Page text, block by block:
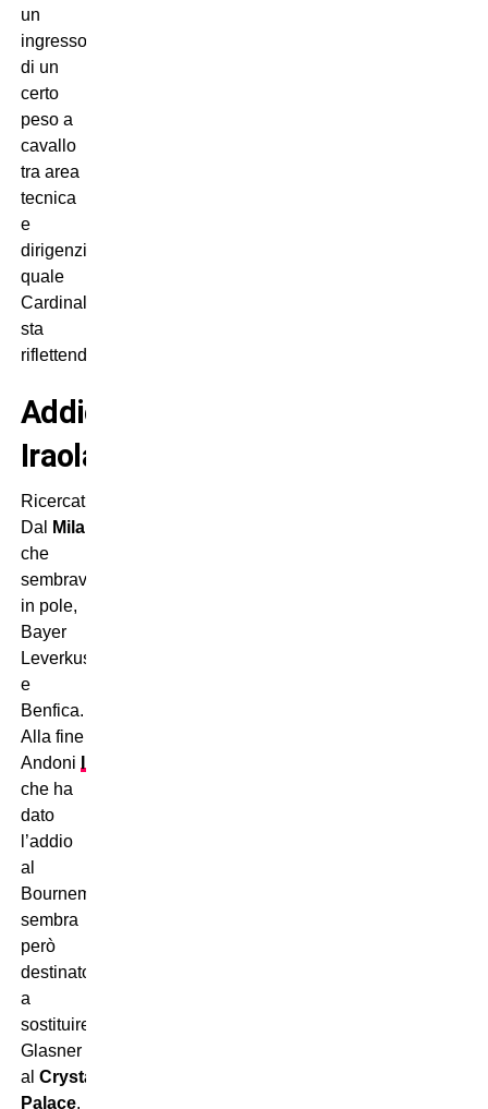
un
ingresso
di un
certo
peso a
cavallo
tra area
tecnica
e
dirigenziale sul
quale
Cardinale
sta
riflettendo.
Addio
Iraola?
Ricercatissimo.
Dal
Milan
che
sembrava
in pole,
Bayer
Leverkusen
e
Benfica.
Alla fine
Andoni
che ha
dato
l’addio
al
Bournemouth,
sembra
però
destinato
a
sostituire
Glasner
al Crystal
Palace.